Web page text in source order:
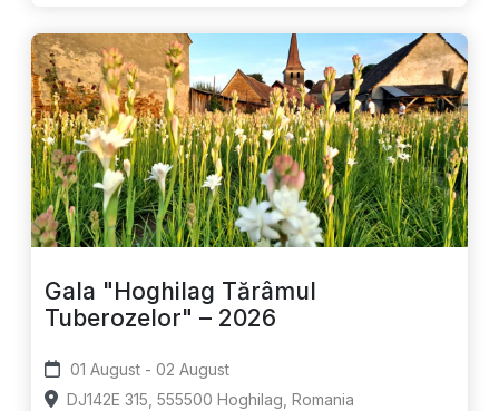
Gala "Hoghilag Tărâmul
Tuberozelor" – 2026
01 August - 02 August
DJ142E 315, 555500 Hoghilag, Romania